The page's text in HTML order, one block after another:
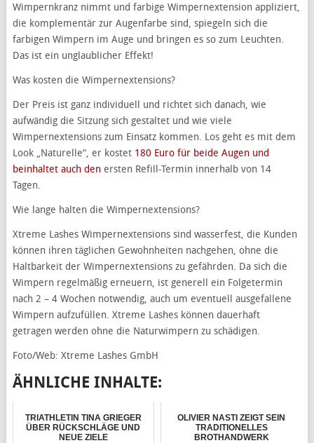
Wimpernkranz nimmt und farbige Wimpernextension appliziert,
die komplementär zur Augenfarbe sind, spiegeln sich die
farbigen Wimpern im Auge und bringen es so zum Leuchten.
Das ist ein unglaublicher Effekt!
Was kosten die Wimpernextensions?
Der Preis ist ganz individuell und richtet sich danach, wie
aufwändig die Sitzung sich gestaltet und wie viele
Wimpernextensions zum Einsatz kommen. Los geht es mit dem
Look „Naturelle“, er kostet 180 Euro für beide Augen und
beinhaltet auch denersten Refill-Termin innerhalb von 14
Tagen.
Wie lange halten die Wimpernextensions?
Xtreme Lashes Wimpernextensions sind wasserfest, die Kunden
können ihren täglichen Gewohnheiten nachgehen, ohne die
Haltbarkeit der Wimpernextensions zu gefährden. Da sich die
Wimpern regelmäßig erneuern, ist generell ein Folgetermin
nach 2 – 4 Wochen notwendig, auch um eventuell ausgefallene
Wimpern aufzufüllen. Xtreme Lashes können dauerhaft
getragen werden ohne die Naturwimpern zu schädigen.
Foto/Web: Xtreme Lashes GmbH
ÄHNLICHE INHALTE:
TRIATHLETIN TINA GRIEGER
ÜBER RÜCKSCHLÄGE UND
NEUE ZIELE
OLIVIER NASTI ZEIGT SEIN
TRADITIONELLES
BROTHANDWERK